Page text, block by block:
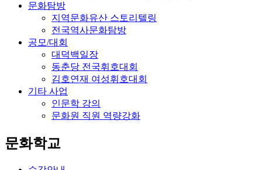
문화탐방
지역문화유산 스토리텔링
전국역사문화탐방
공모/대회
대덕백일장
동춘당 전국휘호대회
김호연재 여성휘호대회
기타 사업
인문학 강의
문화원 직원 역량강화
문화학교